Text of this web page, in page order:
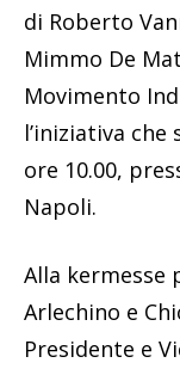
di Roberto
Mimmo De
Movimento
l’iniziativa
ore 10.00,
Napoli.
Alla kermesse
Arlechino e
Presidente e